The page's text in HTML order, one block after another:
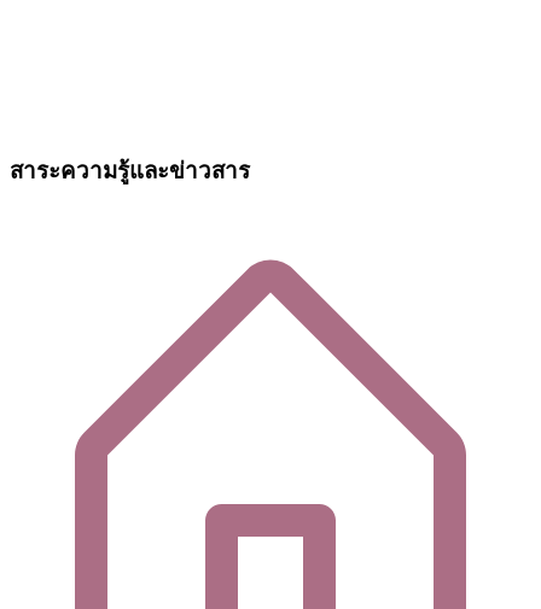
สาระความรู้และข่าวสาร